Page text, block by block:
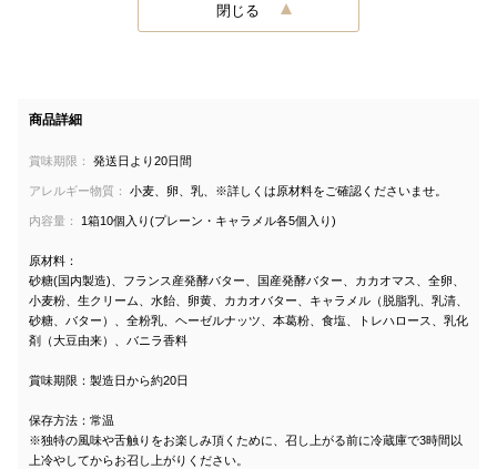
閉じる
商品詳細
賞味期限： 発送日より20日間
アレルギー物質： 小麦、卵、乳、※詳しくは原材料をご確認くださいませ。
内容量： 1箱10個入り(プレーン・キャラメル各5個入り)
原材料：
砂糖(国内製造)、フランス産発酵バター、国産発酵バター、カカオマス、全卵、
小麦粉、生クリーム、水飴、卵黄、カカオバター、キャラメル（脱脂乳、乳清、
砂糖、バター）、全粉乳、ヘーゼルナッツ、本葛粉、食塩、トレハロース、乳化
剤（大豆由来）、バニラ香料
賞味期限：製造日から約20日
保存方法：常温
※独特の風味や舌触りをお楽しみ頂くために、召し上がる前に冷蔵庫で3時間以
上冷やしてからお召し上がりください。